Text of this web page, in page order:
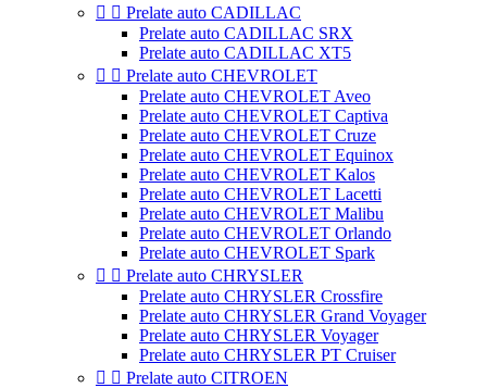
  Prelate auto CADILLAC
Prelate auto CADILLAC SRX
Prelate auto CADILLAC XT5
  Prelate auto CHEVROLET
Prelate auto CHEVROLET Aveo
Prelate auto CHEVROLET Captiva
Prelate auto CHEVROLET Cruze
Prelate auto CHEVROLET Equinox
Prelate auto CHEVROLET Kalos
Prelate auto CHEVROLET Lacetti
Prelate auto CHEVROLET Malibu
Prelate auto CHEVROLET Orlando
Prelate auto CHEVROLET Spark
  Prelate auto CHRYSLER
Prelate auto CHRYSLER Crossfire
Prelate auto CHRYSLER Grand Voyager
Prelate auto CHRYSLER Voyager
Prelate auto CHRYSLER PT Cruiser
  Prelate auto CITROEN